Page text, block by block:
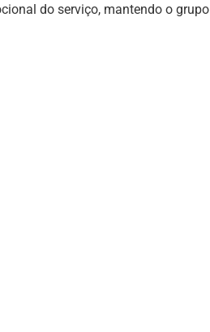
do serviço, mantendo o grupo